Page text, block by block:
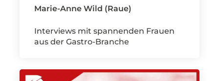
Marie-Anne Wild (Raue)
Interviews mit spannenden Frauen
aus der Gastro-Branche